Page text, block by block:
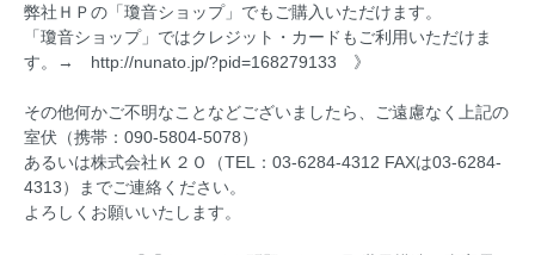
弊社ＨＰの「瓊音ショップ」でもご購入いただけます。
「瓊音ショップ」ではクレジット・カードもご利用いただけま
す。→ http://nunato.jp/?pid=168279133 》
その他何かご不明なことなどございましたら、ご遠慮なく上記の
室伏（携帯：090-5804-5078）
あるいは株式会社Ｋ２Ｏ（TEL：03-6284-4312 FAXは03-6284-
4313）までご連絡ください。
よろしくお願いいたします。